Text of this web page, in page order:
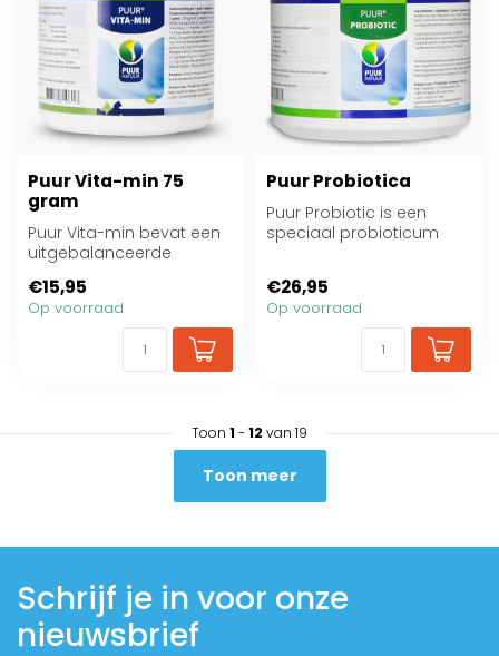
Puur Vita-min 75
gram
Puur Vita-min bevat een
uitgebalanceerde
benodigde vitami...
€15,95
Op voorraad
Puur Probiotica
Puur Probiotic is een
speciaal probioticum
€26,95
Op voorraad
Toon 1- 12 van 19
Toon meer
Schrijf je in voor onze
nieuwsbrief